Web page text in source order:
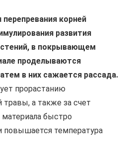
перепревания корней
развития
в покрывающем
проделываются
в них сажается рассада.
прорастанию
травы, а также за счет
быстро
повышается температура